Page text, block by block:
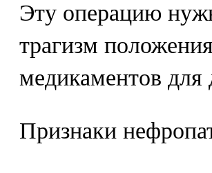
Эту операцию
трагизм
медикаментов для
Признаки